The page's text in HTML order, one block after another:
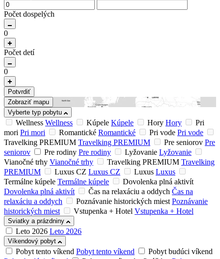
Počet dospelých
0
Počet detí
0
Potvrdiť
Zobraziť mapu
Vyberte typ pobytu
Wellness Wellness Kúpele Kúpele Hory Hory
Pri
mori Pri mori Romantické Romantické Pri vode Pri vode
Travelking PREMIUM Travelking PREMIUM Pre seniorov Pre
seniorov
Pre rodiny Pre rodiny Lyžovanie Lyžovanie
Vianočné trhy Vianočné trhy Travelking PREMIUM Travelking
PREMIUM
Luxus CZ Luxus CZ Luxus Luxus
Termálne kúpele Termálne kúpele
Dovolenka plná aktivít
Dovolenka plná aktivít
Čas na relaxáciu a oddych Čas na
relaxáciu a oddych
Poznávanie historických miest Poznávanie
historických miest
Vstupenka + Hotel Vstupenka + Hotel
Sviatky a prázdniny
Leto 2026 Leto 2026
Víkendový pobyt
Pobyt tento víkend Pobyt tento víkend
Pobyt budúci víkend